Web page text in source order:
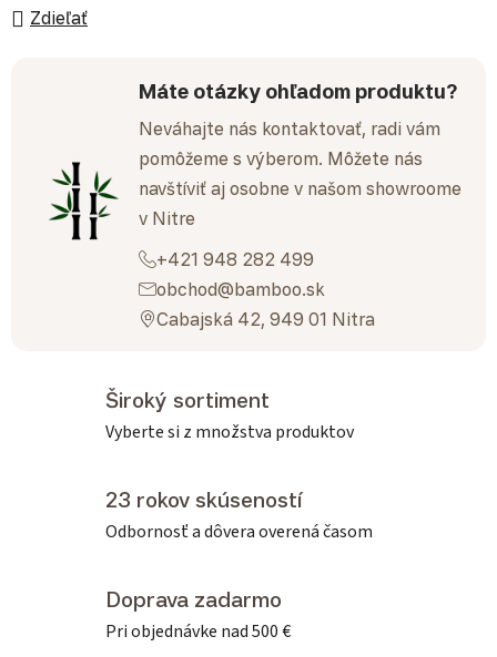
Zdieľať
Máte otázky ohľadom produktu?
Neváhajte nás kontaktovať, radi vám
pomôžeme s výberom. Môžete nás
navštíviť aj osobne v našom showroome
v Nitre
+421 948 282 499
obchod@bamboo.sk
Cabajská 42, 949 01 Nitra
Široký sortiment
Vyberte si z množstva produktov
23 rokov skúseností
Odbornosť a dôvera overená časom
Doprava zadarmo
Pri objednávke nad 500 €